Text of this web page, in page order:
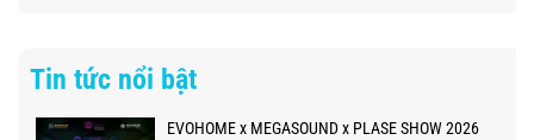
Tin tức nổi bật
EVOHOME x MEGASOUND x PLASE SHOW 2026